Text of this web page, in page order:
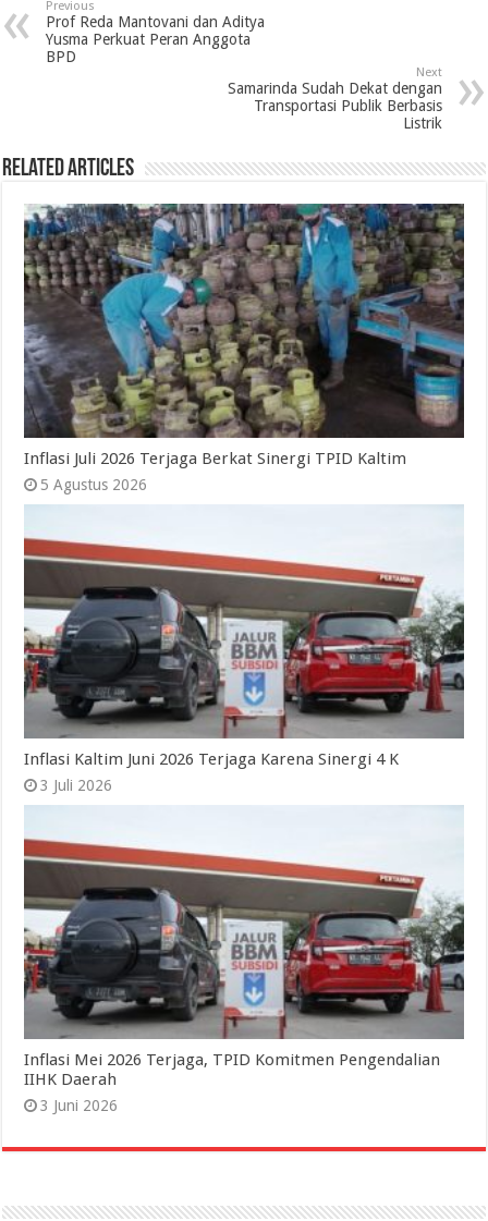
Previous
Prof Reda Mantovani dan Aditya
Yusma Perkuat Peran Anggota
BPD
Next
Samarinda Sudah Dekat dengan
Transportasi Publik Berbasis
Listrik
Related Articles
Inflasi Juli 2026 Terjaga Berkat Sinergi TPID Kaltim
5 Agustus 2026
Inflasi Kaltim Juni 2026 Terjaga Karena Sinergi 4 K
3 Juli 2026
Inflasi Mei 2026 Terjaga, TPID Komitmen Pengendalian
IIHK Daerah
3 Juni 2026